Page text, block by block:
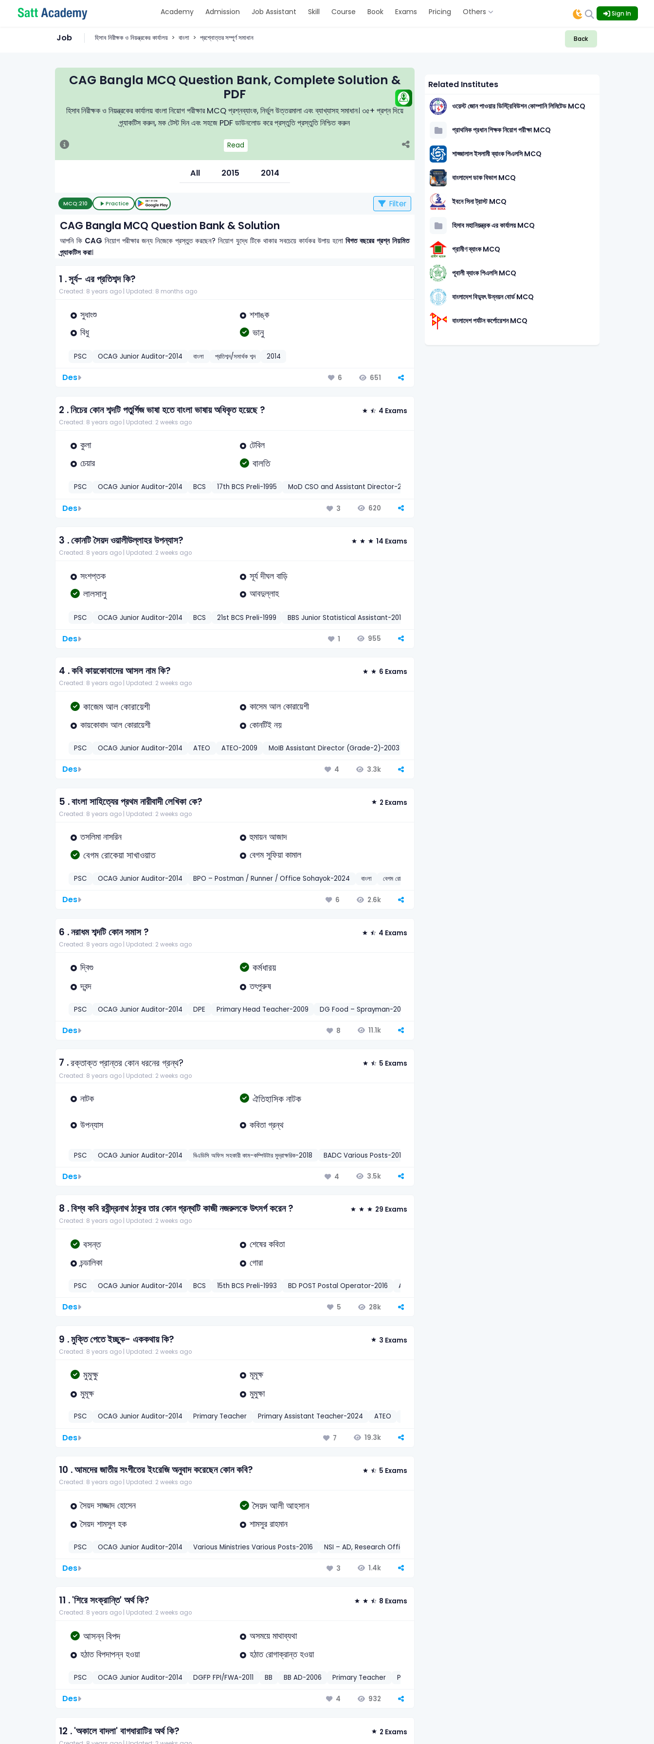
Academy Admission Job Assistant Skill Course Book Exams Pricing Others Sign In
Job হিসাব নিরীক্ষক ও নিয়ন্ত্রকের কার্যালয় বাংলা প্রশ্নোত্তর সম্পূর্ণ সমাধান Back
CAG Bangla MCQ Question Bank, Complete Solution &
PDF
হিসাব নিরীক্ষক ও নিয়ন্ত্রকের কার্যালয় বাংলা নিয়োগ পরীক্ষার MCQ প্রশ্নব্যাংক, নির্ভুল উত্তরমালা এবং ব্যাখ্যাসহ সমাধান। ৩৫+ প্রশ্ন দিয়ে
প্র্যাকটিস করুন, মক টেস্ট দিন এবং সহজে PDF ডাউনলোড করে প্রস্তুতি প্রস্তুতি নিশ্চিত করুন
Read
All 2015 2014
MCQ:210 Practice Filter
CAG Bangla MCQ Question Bank & Solution
আপনি কি CAG নিয়োগ পরীক্ষার জন্য নিজেকে প্রস্তুত করছেন? নিয়োগ যুদ্ধে টিকে থাকার সবচেয়ে কার্যকর উপায় হলো বিগত বছরের প্রশ্ন নিয়মিত
প্র্যাকটিস করা।
1 .সূর্য- এর প্রতিশব্দ কি?
Created: 8 years ago | Updated: 8 months ago
সুধাংশু
শশাঙ্ক
বিধু
ভানু
PSC OCAG Junior Auditor-2014 বাংলা প্রতিশব্দ/সমার্থক শব্দ 2014
Des 6 651
2 .নিচের কোন শব্দটি পতুর্গিজ ভাষা হতে বাংলা ভাষায় অধিকৃত হয়েছে ? 4 Exams
Created: 8 years ago | Updated: 2 weeks ago
কুলা
টেবিল
চেয়ার
বালতি
PSC OCAG Junior Auditor-2014 BCS 17th BCS Preli-1995 MoD CSO and Assistant Director-2016
Des 3 620
3 .কোনটি সৈয়দ ওয়ালীউল্লাহর উপন্যাস? 14 Exams
Created: 8 years ago | Updated: 2 weeks ago
সংশপ্তক সূর্য দীঘল বাড়ি
লালসালু আবদুল্লাহ
PSC OCAG Junior Auditor-2014 BCS 21st BCS Preli-1999 BBS Junior Statistical Assistant-2016
Des 1 955
4 .কবি কায়কোবাদের আসল নাম কি? 6 Exams
Created: 8 years ago | Updated: 2 weeks ago
কাজেম আল কোরায়েশী
কাসেম আল কোরায়েশী
কায়কোবাদ আল কোরায়েশী
কোনটিই নয়
PSC OCAG Junior Auditor-2014 ATEO ATEO-2009 MoIB Assistant Director (Grade-2)-2003
Des 4 3.3k
5 .বাংলা সাহিত্যের প্রথম নারীবাদী লেখিকা কে? 2 Exams
Created: 8 years ago | Updated: 2 weeks ago
তসলিমা নাসরিন হুমায়ন আজাদ
বেগম রোকেয়া সাখাওয়াত বেগম সুফিয়া কামাল
PSC OCAG Junior Auditor-2014 BPO – Postman / Runner / Office Sohayok-2024 বাংলা বেগম রোকেয়া
Des 6 2.6k
6 .নরাধম শব্দটি কোন সমাস ? 4 Exams
Created: 8 years ago | Updated: 2 weeks ago
দ্বিগু কর্মধারয়
দ্বন্দ তৎপুরুষ
PSC OCAG Junior Auditor-2014 DPE Primary Head Teacher-2009 DG Food – Sprayman-2022
Des 8 11.1k
7 .রক্তাক্ত প্রান্তর কোন ধরনের গ্রন্থ? 5 Exams
Created: 8 years ago | Updated: 2 weeks ago
নাটক ঐতিহাসিক নাটক
উপন্যাস কবিতা গ্রন্থ
PSC OCAG Junior Auditor-2014 বিএডিসি অফিস সহকারী কাম-কম্পিউটার মুদ্রাক্ষরিক-2018 BADC Various Posts-2018
Des 4 3.5k
8 .বিশ্ব কবি রবীন্দ্রনাথ ঠাকুর তার কোন গ্রন্থটি কাজী নজরুলকে উৎসর্গ করেন ? 29 Exams
Created: 8 years ago | Updated: 2 weeks ago
বসন্ত
শেষের কবিতা
চন্ডালিকা
গোরা
PSC OCAG Junior Auditor-2014 BCS 15th BCS Preli-1993 BD POST Postal Operator-2016 ACC Inspector-2004
Des 5 28k
9 .মুক্তি পেতে ইচ্ছুক- এককথায় কি? 3 Exams
Created: 8 years ago | Updated: 2 weeks ago
মুমুক্ষু
মূমূক্ষ
মুমূক্ষ
মুমুক্ষা
PSC OCAG Junior Auditor-2014 Primary Teacher Primary Assistant Teacher-2024 ATEO
Des 7 19.3k
10 .আমদের জাতীয় সংগীতের ইংরেজি অনুবাদ করেছেন কোন কবি? 5 Exams
Created: 8 years ago | Updated: 2 weeks ago
সৈয়দ সাজ্জাদ হোসেন সৈয়দ আলী আহসান
সৈয়দ শামসুল হক শামসুর রাহমান
PSC OCAG Junior Auditor-2014 Various Ministries Various Posts-2016 NSI – AD, Research Officer & Assistant Programmer-2021
Des 3 1.4k
11 .'শিরে সংক্রান্তি' অর্থ কি? 8 Exams
Created: 8 years ago | Updated: 2 weeks ago
আসন্ন বিপদ
অসময়ে মাথাব্যথা
হঠাত বিপদাপন্ন হওয়া
হঠাত রোগাক্রান্ত হওয়া
PSC OCAG Junior Auditor-2014 DGFP FPI/FWA-2011 BB BB AD-2006 Primary Teacher Primary Assistant Teacher-2010
Des 4 932
12 .'অকালে বাদলা' বাগধারাটির অর্থ কি? 2 Exams
Related Institutes
ওয়েস্ট জোন পাওয়ার ডিস্ট্রিবিউশন কোম্পানি লিমিটেড MCQ
প্রাথমিক প্রধান শিক্ষক নিয়োগ পরীক্ষা MCQ
শাহ্জালাল ইসলামী ব্যাংক পিএলসি MCQ
বাংলাদেশ ডাক বিভাগ MCQ
ইবনে সিনা ট্রাস্ট MCQ
হিসাব মহানিয়ন্ত্রক এর কার্যালয় MCQ
গ্রামীণ ব্যাংক MCQ
পূবালী ব্যাংক পিএলসি MCQ
বাংলাদেশ বিদ্যুৎ উন্নয়ন বোর্ড MCQ
বাংলাদেশ পর্যটন কর্পোরেশন MCQ